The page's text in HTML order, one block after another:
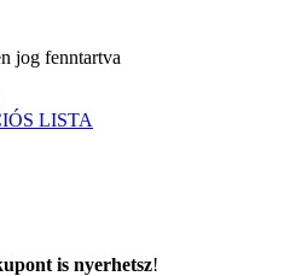
jog fenntartva
LISTA
is nyerhetsz!